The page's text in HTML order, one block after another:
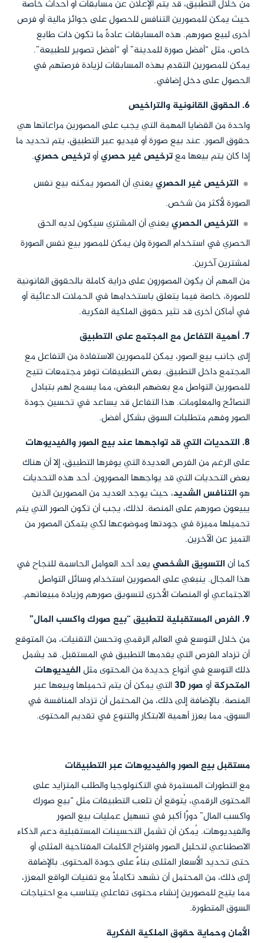
من خلال التطبيق، قد يتم الإعلان عن مسابقات أو أحداث خاصة
حيث يمكن للمصورين التنافس للحصول على جوائز مالية أو فرص
أخرى لبيع صورهم. هذه المسابقات عادةً ما تكون ذات طابع
خاص، مثل “أفضل صورة للمدينة” أو “أفضل تصوير للطبيعة”.
يمكن للمصورين التقدم بهذه المسابقات لزيادة فرصتهم في
الحصول على دخل إضافي.
6. الحقوق القانونية والتراخيص
واحدة من القضايا المهمة التي يجب على المصورين مراعاتها هي
حقوق الصور. عند بيع صورة أو فيديو عبر التطبيق، يتم تحديد ما
إذا كان يتم بيعها معترخيص غير حصريأوترخيص حصري.
الترخيص غير الحصرييعني أن المصور يمكنه بيع نفس
الصورة لأكثر من شخص.
الترخيص الحصرييعني أن المشتري سيكون لديه الحق
الحصري في استخدام الصورة ولن يمكن للمصور بيع نفس الصورة
لمشترين آخرين.
من المهم أن يكون المصورون على دراية كاملة بالحقوق القانونية
للصورة، خاصة فيما يتعلق باستخدامها في الحملات الدعائية أو
في أماكن أخرى قد تثير حقوق الملكية الفكرية.
7. أهمية التفاعل مع المجتمع على التطبيق
إلى جانب بيع الصور، يمكن للمصورين الاستفادة من التفاعل مع
المجتمع داخل التطبيق. بعض التطبيقات توفر مجتمعات تتيح
للمصورين التواصل مع بعضهم البعض، مما يسمح لهم بتبادل
النصائح والمعلومات. هذا التفاعل قد يساعد في تحسين جودة
الصور وفهم متطلبات السوق بشكل أفضل.
8. التحديات التي قد تواجهها عند بيع الصور والفيديوهات
على الرغم من الفرص العديدة التي يوفرها التطبيق، إلا أن هناك
بعض التحديات التي قد يواجهها المصورون. أحد هذه التحديات
هوالتنافس الشديد، حيث يوجد العديد من المصورين الذين
يبيعون صورهم على المنصة. لذلك، يجب أن تكون الصور التي يتم
تحميلها مميزة في جودتها وموضوعها لكي يتمكن المصور من
التميز عن الآخرين.
كما أنالتسويق الشخصييعد أحد العوامل الحاسمة للنجاح في
هذا المجال. ينبغي على المصورين استخدام وسائل التواصل
الاجتماعي أو المنصات الأخرى لتسويق صورهم وزيادة مبيعاتهم.
9. الفرص المستقبلية لتطبيق “بيع صورك واكسب المال”
من خلال التوسع في العالم الرقمي وتحسن التقنيات، من المتوقع
أن تزداد الفرص التي يقدمها التطبيق في المستقبل. قد يشمل
ذلك التوسع في أنواع جديدة من المحتوى مثلالفيديوهات
المتحركةأوصور 3D
التي يمكن أن يتم تحميلها وبيعها عبر
المنصة. بالإضافة إلى ذلك، من المحتمل أن تزداد المنافسة في
السوق، مما يعزز أهمية الابتكار والتنوع في تقديم المحتوى.
مستقبل بيع الصور والفيديوهات عبر التطبيقات
مع التطورات المستمرة في التكنولوجيا والطلب المتزايد على
المحتوى الرقمي، يُتوقع أن تلعب التطبيقات مثل “بيع صورك
واكسب المال” دورًا أكبر في تسهيل عمليات بيع الصور
والفيديوهات. يُمكن أن تشمل التحسينات المستقبلية دعم الذكاء
الاصطناعي لتحليل الصور واقتراح الكلمات المفتاحية المثلى أو
حتى تحديد الأسعار المثلى بناءً على جودة المحتوى. بالإضافة
إلى ذلك، من المحتمل أن نشهد تكاملًا مع تقنيات الواقع المعزز،
مما يتيح للمصورين إنشاء محتوى تفاعلي يتناسب مع احتياجات
السوق المتطورة.
الأمان وحماية حقوق الملكية الفكرية